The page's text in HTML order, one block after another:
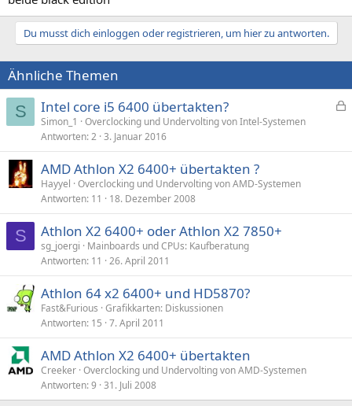
Du musst dich einloggen oder registrieren, um hier zu antworten.
Ähnliche Themen
S
p
Intel core i5 6400 übertakten?
Simon_1
Overclocking und Undervolting von Intel-Systemen
Antworten 2 3. Januar 2016
AMD Athlon X2 6400+ übertakten ?
Hayyel Overclocking und Undervolting von AMD-Systemen
Antworten 11 18. Dezember 2008
S Athlon X2 6400+ oder Athlon X2 7850+
sg_joergi
Mainboards und CPUs: Kaufberatung
Antworten 11 26. April 2011
Athlon 64 x2 6400+ und HD5870?
Fast&Furious Grafikkarten: Diskussionen
Antworten 15 7. April 2011
AMD Athlon X2 6400+ übertakten
Creeker Overclocking und Undervolting von AMD-Systemen
Antworten 9 31. Juli 2008